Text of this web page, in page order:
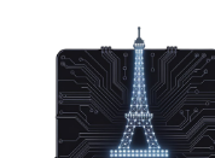
content